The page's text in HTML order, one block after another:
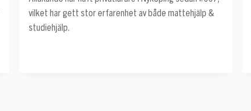
vilket har gett stor erfarenhet av både mattehjälp &
studiehjälp.